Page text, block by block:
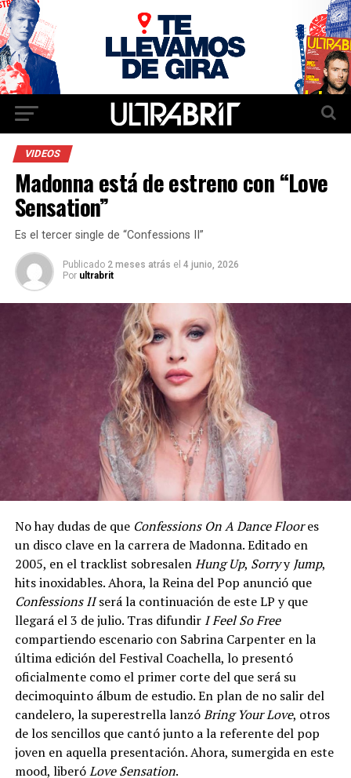
VIDEOS
Madonna está de estreno con “Love
Sensation”
Es el tercer single de “Confessions II”
Publicado 2 meses atrás el 4 junio, 2026
Por ultrabrit
No hay dudas de que Confessions On A Dance Floores
un disco clave en la carrera de Madonna. Editado en
2005, en el tracklist sobresalenHung Up, Sorryy Jump,
hits inoxidables. Ahora, la Reina del Pop anunció que
Confessions IIserá la continuación de este LP y que
llegará el 3 de julio. Tras difundir I Feel So Free
compartiendo escenario con Sabrina Carpenter en la
última edición del Festival Coachella, lo presentó
oficialmente como el primer corte del que será su
decimoquinto álbum de estudio. En plan de no salir del
candelero, la superestrella lanzóBring Your Love, otros
de los sencillos que cantó junto a la referente del pop
joven en aquella presentación. Ahora, sumergida en este
mood, liberóLove Sensation.